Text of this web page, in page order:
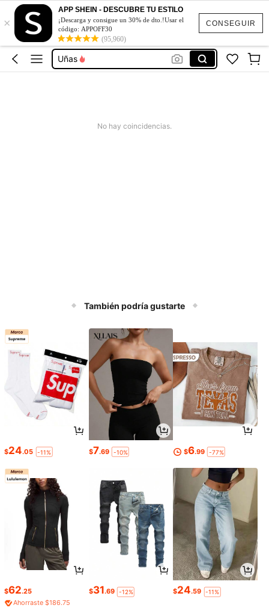
CONSEGUIR
×
APP SHEIN - DESCUBRE TU ESTILO
¡Descarga y consigue un 30% de dto.!Usar el
código: APPOFF30
(95,960)
Nail Supplies
Iman Ojo De Gato
Uñas
Iman Ojo De Gato
No hay coincidencias.
También podría gustarte
$24.05 -11% $7.69 -10% $6.99 -77%
$62.25
Ahorraste $186.75
$31.69 -12% $24.59 -11%